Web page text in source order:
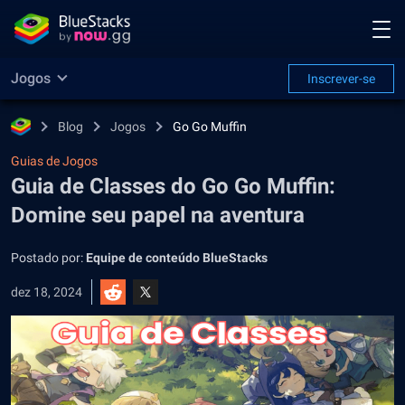
Jogos Inscrever-se
Blog Jogos Go Go Muffin
Guias de Jogos
Guia de Classes do Go Go Muffin:
Domine seu papel na aventura
Postado por: Equipe de conteúdo BlueStacks
dez 18, 2024